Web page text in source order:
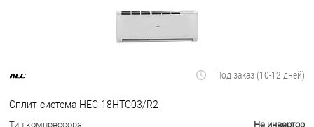
Под заказ (10-12 дней)
Сплит-система HEC-18HTC03/R2
Тип компрессора
Не инвертор